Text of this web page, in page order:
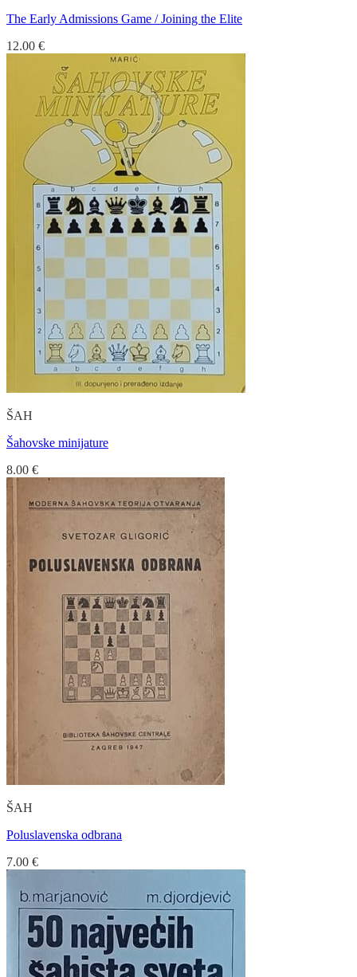
The Early Admissions Game / Joining the Elite
12.00 €
ŠAH
Šahovske minijature
8.00 €
ŠAH
Poluslavenska odbrana
7.00 €